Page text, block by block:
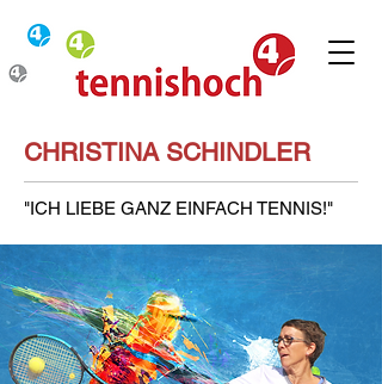
CHRISTINA SCHINDLER
"ICH LIEBE GANZ EINFACH TENNIS!"